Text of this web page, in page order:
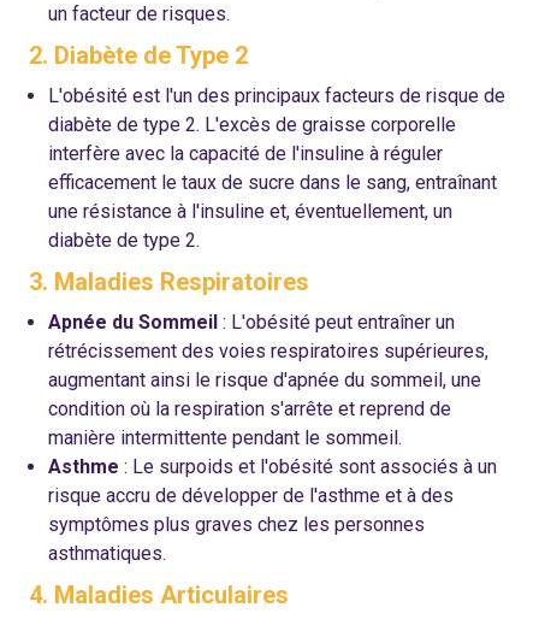
un facteur de risques.
2. Diabète de Type 2
L'obésité est l'un des principaux facteurs de risque de
diabète de type 2. L'excès de graisse corporelle
interfère avec la capacité de l'insuline à réguler
efficacement le taux de sucre dans le sang, entraînant
une résistance à l'insuline et, éventuellement, un
diabète de type 2.
3. Maladies Respiratoires
Apnée du Sommeil : L'obésité peut entraîner un
rétrécissement des voies respiratoires supérieures,
augmentant ainsi le risque d'apnée du sommeil, une
condition où la respiration s'arrête et reprend de
manière intermittente pendant le sommeil.
Asthme : Le surpoids et l'obésité sont associés à un
risque accru de développer de l'asthme et à des
symptômes plus graves chez les personnes
asthmatiques.
4. Maladies Articulaires